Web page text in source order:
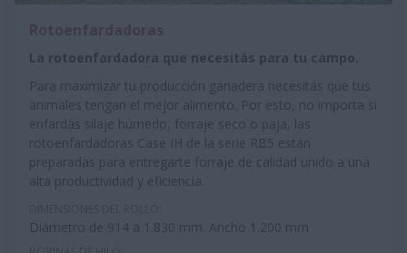
La rotoenfardadora que necesitás para tu campo.
Para maximizar tu producción ganadera necesitás que tus
animales tengan el mejor alimento. Por esto, no importa si
enfardás silaje húmedo, forraje seco o paja, las
rotoenfardadoras Case IH de la serie RB5 están
preparadas para entregarte forraje de calidad unido a una
alta productividad y eficiencia.
Diámetro de 914 a 1.830 mm . Ancho 1.200 mm